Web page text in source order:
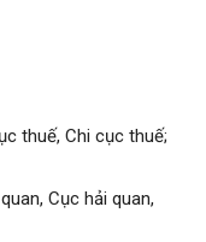
thuế, Chi cục thuế;
Cục hải quan,